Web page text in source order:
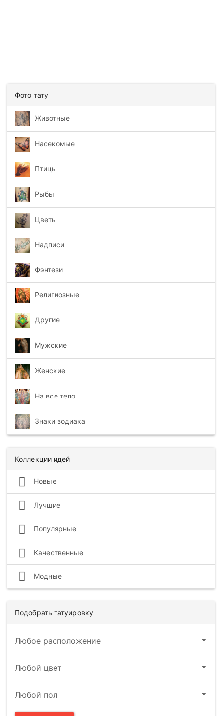
Фото тату
Животные
Насекомые
Птицы
Рыбы
Цветы
Надписи
Фэнтези
Религиозные
Другие
Мужские
Женские
На все тело
Знаки зодиака
Коллекции идей
Новые
Лучшие
Популярные
Качественные
Модные
Подобрать татуировку